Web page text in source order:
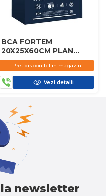
BCA FORTEM
20X25X60CM PLAN
D450
Pret disponibil in magazin
Vezi detalii
newsletter